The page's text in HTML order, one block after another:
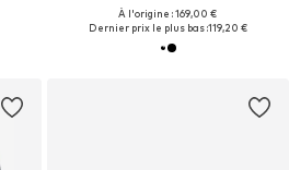
À l'origine : 169,00 €
Dernier prix le plus bas :119,20 €